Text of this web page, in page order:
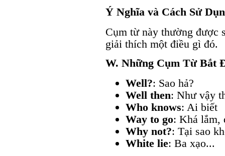
Ý Nghĩa và Cách Sử
Cụm từ này thường được
giải thích một điều gì đó.
W. Những Cụm Từ Bắt
Well?: Sao hả?
Well then: Như vậy
Who knows: Ai biết
Way to go: Khá lắm,
Why not?: Tại sao
White lie: Ba xạo...